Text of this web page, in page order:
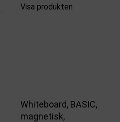
Visa produkten
Whiteboard, BASIC,
magnetisk,